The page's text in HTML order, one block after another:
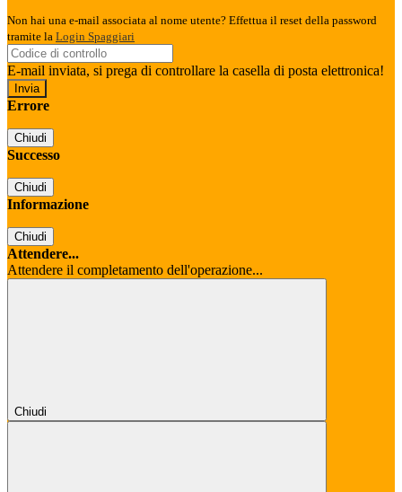
Non hai una e-mail associata al nome utente? Effettua il reset della password
tramite la Login Spaggiari
E-mail inviata, si prega di controllare la casella di posta elettronica!
Errore
Chiudi
Successo
Chiudi
Informazione
Chiudi
Attendere...
Attendere il completamento dell'operazione...
Chiudi